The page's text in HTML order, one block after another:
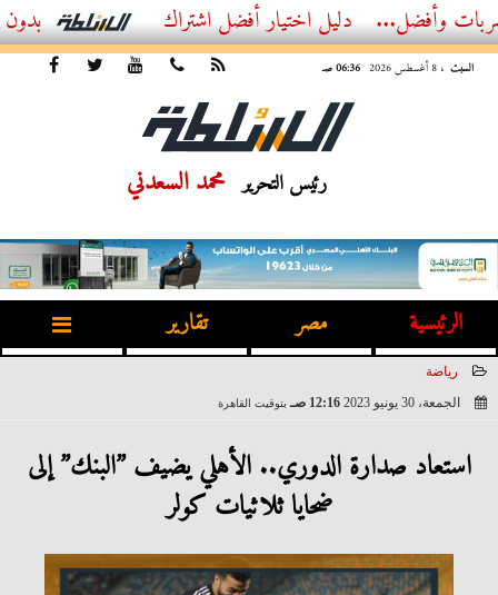
أفضل اشتراك IPTV بدون تقطيع 2026 – دليل المشاهد العصري
السبت ، 8 أغسطس 2026 06:36 صـ
رئيس التحرير محمد السعدني
الرئيسية مصر تقارير
رياضة
الجمعة، 30 يونيو 2023
12:16 صـ بتوقيت القاهرة
استعاد صدارة الدوري.. الأهلي يضيف ”البنك” إلى
ضحايا ثلاثيات كولر